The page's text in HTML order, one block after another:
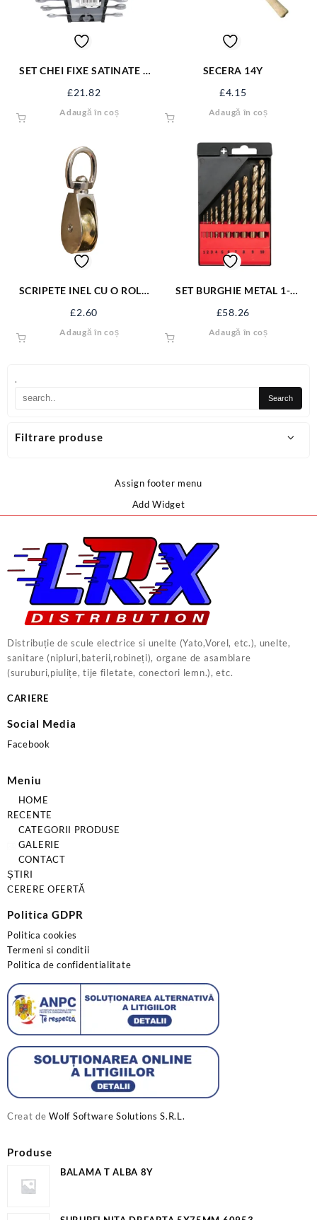
.
Filtrare produse
SET CHEI FIXE SATINATE 6
£21.82
Adaugă în coș
SECERA 14Y
£4.15
Adaugă în coș
SCRIPETE INEL CU O ROLA
£2.60
Adaugă în coș
SET BURGHIE METAL 1-
41603
£58.26
Adaugă în coș
Assign footer menu
Add Widget
Distribuție de scule electrice si unelte (Yato,Vorel, etc.), unelte,
sanitare (nipluri,baterii,robineți), organe de asamblare
(suruburi,piulițe, tije filetate, conectori lemn.), etc.
CARIERE
Social Media
Facebook
Meniu
HOME
RECENTE
CATEGORII PRODUSE
GALERIE
CONTACT
ȘTIRI
CERERE OFERTĂ
Politica GDPR
Politica cookies
Termeni si conditii
Politica de confidentialitate
Creat deWolf Software Solutions S.R.L.
Produse
BALAMA T ALBA 8Y